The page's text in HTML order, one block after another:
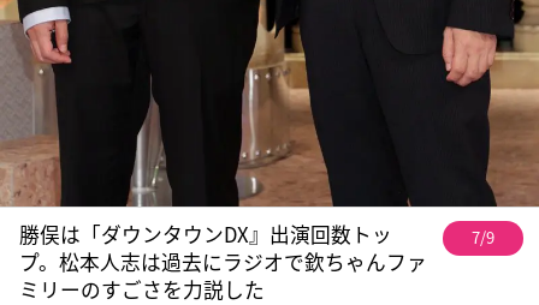
勝俣は「ダウンタウンDX』出演回数トッ
プ。松本人志は過去にラジオで欽ちゃんファ
ミリーのすごさを力説した
7/9